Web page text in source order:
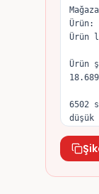
Ürün:
Ürün
Ürün
6502